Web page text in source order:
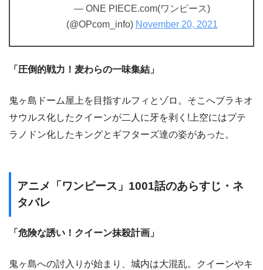
— ONE PIECE.com(ワンピース)
(@OPcom_info) November 20, 2021
「圧倒的戦力！麦わらの一味集結」
鬼ヶ島ドーム屋上を目指すルフィとゾロ。そこへブラキオ
サウルス化したクイーンが二人に牙を剥く!上空にはプテ
ラノドン化したキングとギフターズ達の姿があった。
アニメ「ワンピース」1001話のあらすじ・ネ
タバレ
「危険な誘い！クイーン抹殺計画」
鬼ヶ島への討入りが始まり、城内は大混乱。クイーンやキ